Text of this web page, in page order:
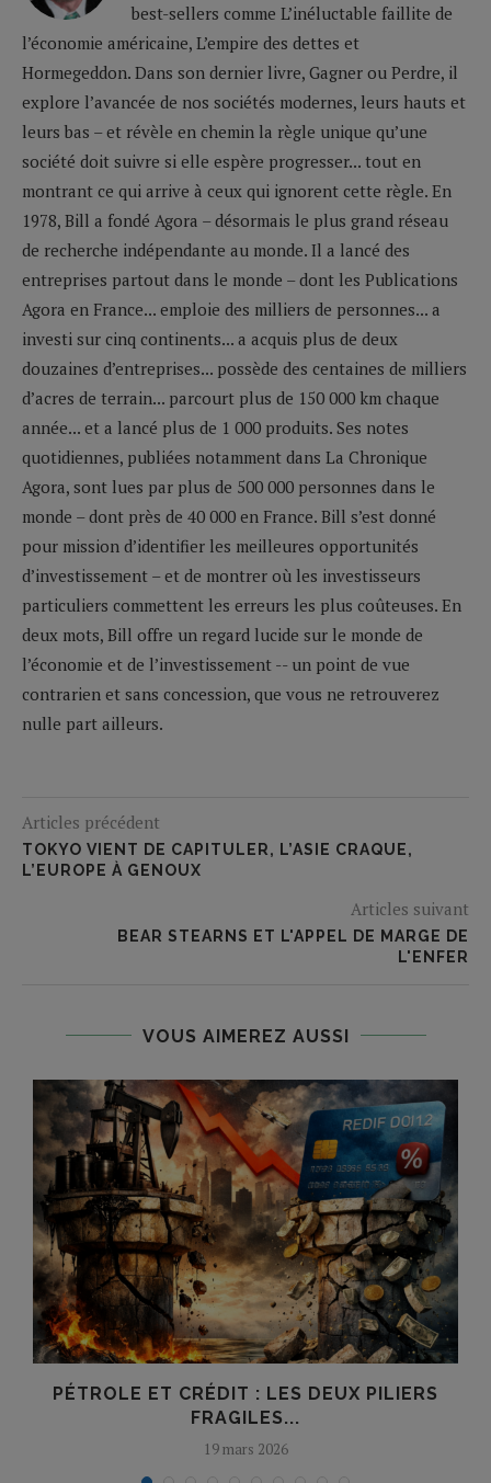
best-sellers comme L’inéluctable faillite de
l’économie américaine, L’empire des dettes et
Hormegeddon. Dans son dernier livre, Gagner ou Perdre, il
explore l’avancée de nos sociétés modernes, leurs hauts et
leurs bas – et révèle en chemin la règle unique qu’une
société doit suivre si elle espère progresser... tout en
montrant ce qui arrive à ceux qui ignorent cette règle. En
1978, Bill a fondé Agora – désormais le plus grand réseau
de recherche indépendante au monde. Il a lancé des
entreprises partout dans le monde – dont les Publications
Agora en France... emploie des milliers de personnes... a
investi sur cinq continents... a acquis plus de deux
douzaines d’entreprises... possède des centaines de milliers
d’acres de terrain... parcourt plus de 150 000 km chaque
année... et a lancé plus de 1 000 produits. Ses notes
quotidiennes, publiées notamment dans La Chronique
Agora, sont lues par plus de 500 000 personnes dans le
monde – dont près de 40 000 en France. Bill s’est donné
pour mission d’identifier les meilleures opportunités
d’investissement – et de montrer où les investisseurs
particuliers commettent les erreurs les plus coûteuses. En
deux mots, Bill offre un regard lucide sur le monde de
l’économie et de l’investissement -- un point de vue
contrarien et sans concession, que vous ne retrouverez
nulle part ailleurs.
Articles précédent
TOKYO VIENT DE CAPITULER, L’ASIE CRAQUE,
L’EUROPE À GENOUX
Articles suivant
BEAR STEARNS ET L'APPEL DE MARGE DE
L'ENFER
VOUS AIMEREZ AUSSI
PÉTROLE ET CRÉDIT : LES DEUX PILIERS
FRAGILES...
19 mars 2026